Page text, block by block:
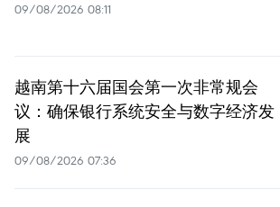
09/08/2026 08:11
越南第十六届国会第一次非常规会
议：确保银行系统安全与数字经济发
展
09/08/2026 07:36